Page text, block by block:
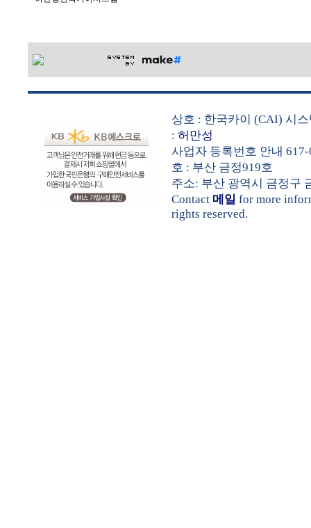
상호 : 한국카이 (CAI) 시
: 허만성
사업자 등록번호 안내
호 : 부산 금정919호
주소: 부산 광역시 금정구
Contact 메일 for more
rights reserved.